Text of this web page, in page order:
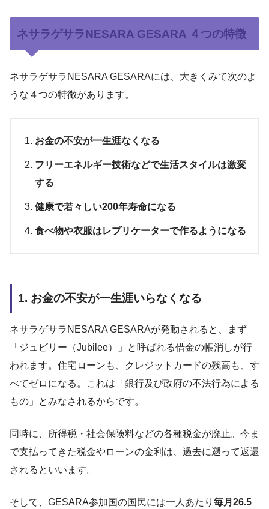
ネサラゲサラNESARA GESARA ４つの特徴
ネサラゲサラNESARA GESARAには、大きくみて次のよ
うな４つの特徴があります。
お金の不安が一生涯なくなる
フリーエネルギー技術などで生活スタイルは激変
する
健康で若々しい200年寿命になる
食べ物や衣服はレプリケーターで作るようになる
1. お金の不安が一生涯いらなくなる
ネサラゲサラNESARA GESARAが発動されると、まず
「ジュビリー（Jubilee）」と呼ばれる借金の帳消しが行
われます。住宅ローンも、クレジットカードの残高も、す
べてゼロになる。これは「銀行及び政府の不法行為による
もの」とみなされるからです。
同時に、所得税・社会保険料などの各種税金が廃止。今ま
で支払ってきた税金やローンの金利は、過去に遡って返還
されるといいます。
そして、GESARA参加国の国民には一人あたり 毎月26.5